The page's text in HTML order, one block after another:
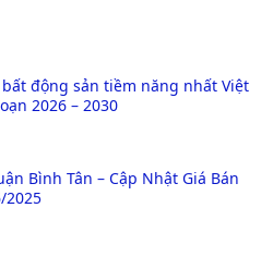
bất động sản tiềm năng nhất Việt
2026 – 2030
Bình Tân – Cập Nhật Giá Bán
2025